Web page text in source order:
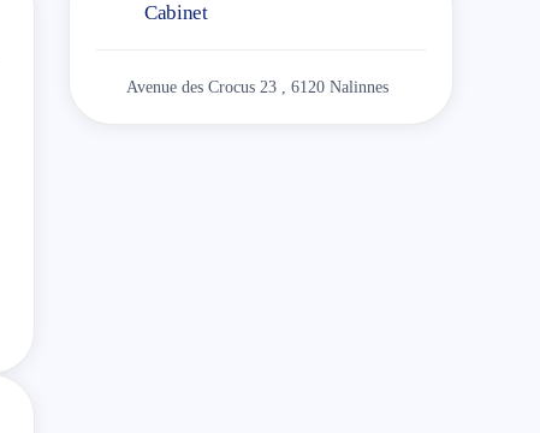
Cabinet
Avenue des Crocus 23 , 6120 Nalinnes